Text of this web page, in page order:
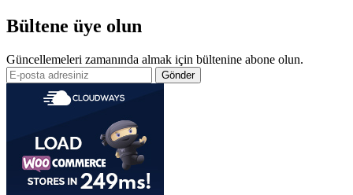
Bültene üye olun
Güncellemeleri zamanında almak için bültenine abone olun.